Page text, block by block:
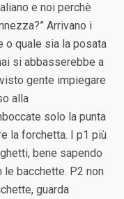
e noi perchè
Arrivano i
o quale sia la posata
si abbasserebbe a
gente impiegare
alla
solo la punta
la forchetta. I p1 più
bene sapendo
bacchette. P2 non
guarda